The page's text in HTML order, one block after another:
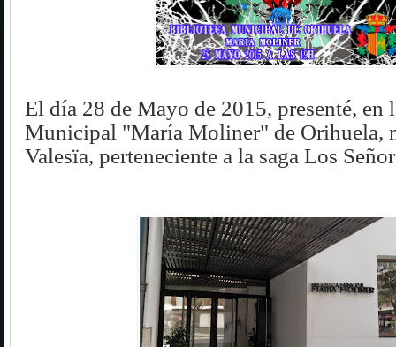
El día 28 de Mayo de 2015, presenté, en
Municipal "María Moliner" de Orihuela,
Valesïa, perteneciente a la saga Los